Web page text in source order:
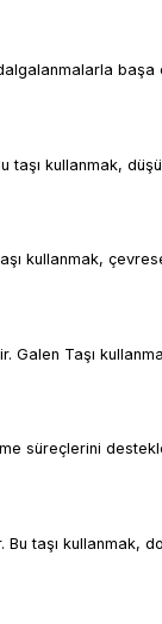
başa
taşı kullanmak,
kullanmak,
Taşı
süreçlerini
Bu taşı